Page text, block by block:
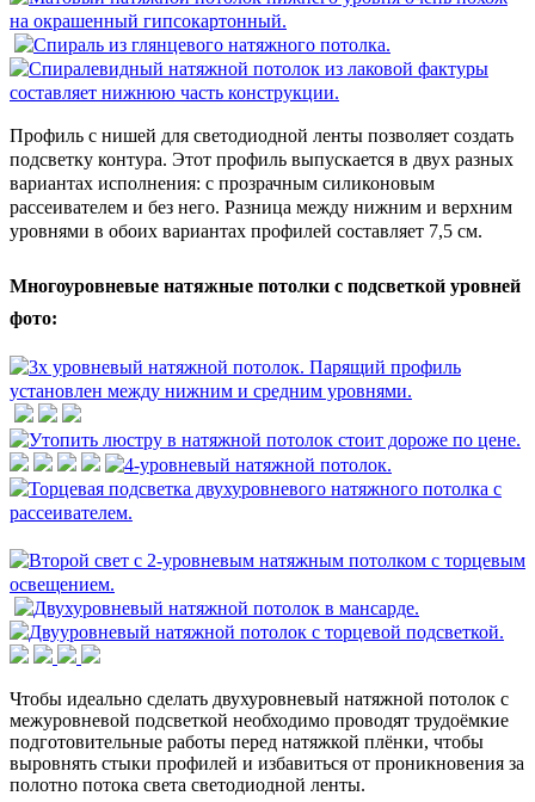
Профиль с нишей для светодиодной ленты позволяет создать
подсветку контура. Этот профиль выпускается в двух разных
вариантах исполнения: с прозрачным силиконовым
рассеивателем и без него. Разница между нижним и верхним
уровнями в обоих вариантах профилей составляет 7,5 см.
Многоуровневые натяжные потолки с подсветкой уровней
фото:
Чтобы идеально сделать двухуровневый натяжной потолок с
межуровневой подсветкой необходимо проводят трудоёмкие
подготовительные работы перед натяжкой плёнки, чтобы
выровнять стыки профилей и избавиться от проникновения за
полотно потока света светодиодной ленты.